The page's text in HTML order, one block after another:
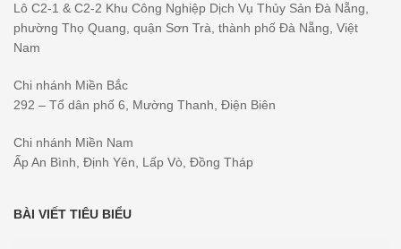
Lô C2-1 & C2-2 Khu Công Nghiệp Dịch Vụ Thủy Sản Đà Nẵng,
phường Thọ Quang, quận Sơn Trà, thành phố Đà Nẵng, Việt
Nam
Chi nhánh Miền Bắc
292 – Tổ dân phố 6, Mường Thanh, Điện Biên
Chi nhánh Miền Nam
Ấp An Bình, Định Yên, Lấp Vò, Đồng Tháp
BÀI VIẾT TIÊU BIỂU